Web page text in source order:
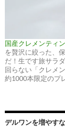
国産クレメンティ
を贅沢に絞った、
だ！生です旅サラ
回らない「クレメ
約1000本限定のプ
デルワンを増やす